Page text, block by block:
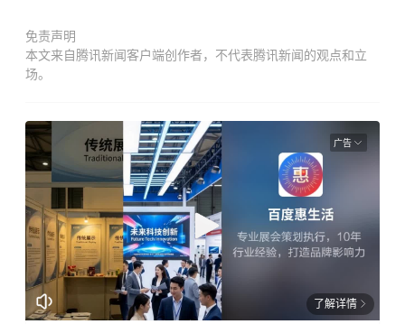
免责声明
本文来自腾讯新闻客户端创作者，不代表腾讯新闻的观点和立
场。
广告
了解详情